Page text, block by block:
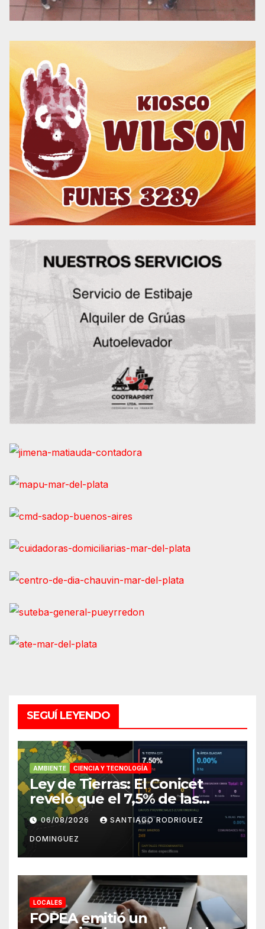
SEGUÍ LEYENDO
AMBIENTE CIENCIA Y TECNOLOGÍA
Ley de Tierras: El Conicet
reveló que el 7,5% de las
tierras rurales de Mar del
Plata pertenecen a
extranjeros
06/08/2026 SANTIAGO RODRIGUEZ
DOMINGUEZ
LOCALES
FOPEA emitió un